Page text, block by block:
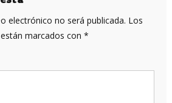
electrónico no será publicada. Los
marcados con *